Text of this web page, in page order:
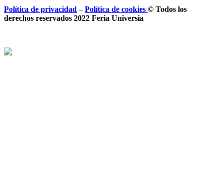
Política de privacidad –Política de cookies © Todos los
derechos reservados 2022 Feria Universia